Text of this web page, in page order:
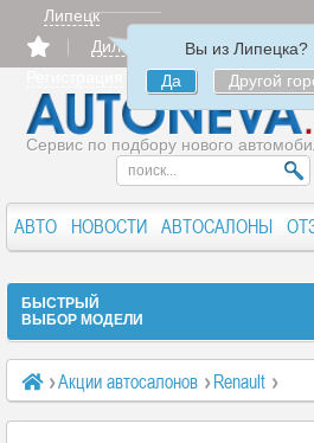
Липецк
Вы из Липецка?
Да
Другой
Дилерам Продать
Сервис по подбору нового
АВТО НОВОСТИ АВТОСАЛОНЫ
БЫСТРЫЙ
ВЫБОР МОДЕЛИ
Акции автосалонов
Renault
Выгода 50 000 рублей на Renault